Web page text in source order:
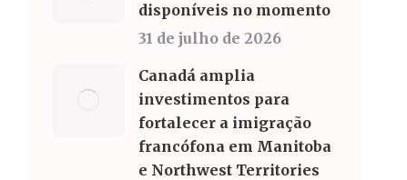
disponíveis no momento
31 de julho de 2026
Canadá amplia
investimentos para
fortalecer a imigração
francófona em Manitoba
e Northwest Territories